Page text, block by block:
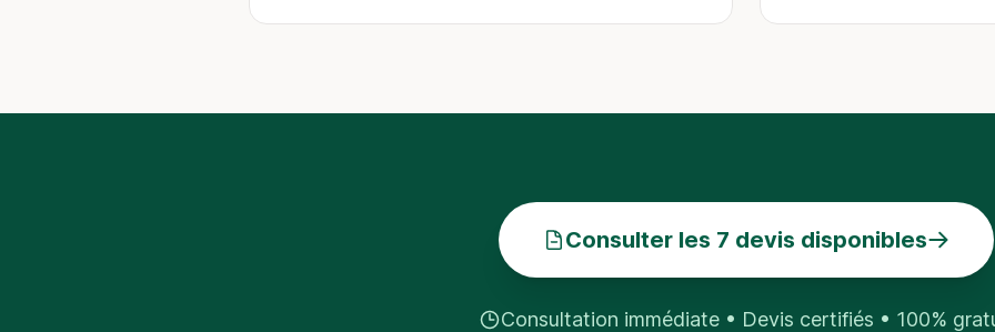
Consulter les 7 devis disponibles
Consultation immédiate • Devis certifiés • 100%